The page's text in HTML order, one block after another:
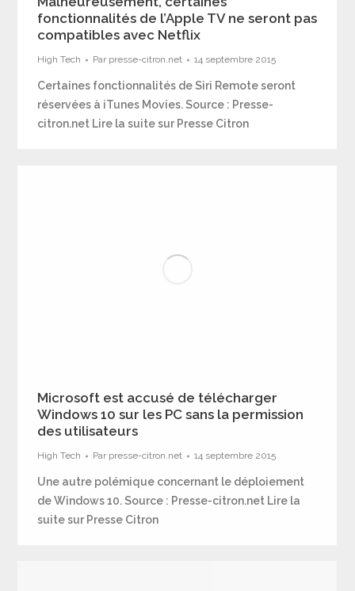
fonctionnalités de l’Apple TV ne seront pas
compatibles avec Netflix
High Tech Par presse-citron.net 14 septembre 2015
Certaines fonctionnalités de Siri Remote seront
réservées à iTunes Movies. Source : Presse-
citron.net Lire la suite sur Presse Citron
Microsoft est accusé de télécharger
Windows 10 sur les PC sans la permission
des utilisateurs
High Tech Par presse-citron.net 14 septembre 2015
Une autre polémique concernant le déploiement
de Windows 10. Source : Presse-citron.net Lire la
suite sur Presse Citron